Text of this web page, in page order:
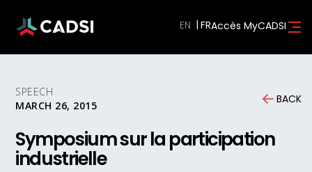
EN Accès MyCADSI
SPEECH
MARCH 26, 2015
BACK
Symposium sur la participation
industrielle